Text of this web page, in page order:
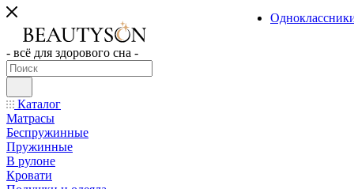
- всё для здорового сна -
Каталог
Матрасы
Беспружинные
Пружинные
В рулоне
Кровати